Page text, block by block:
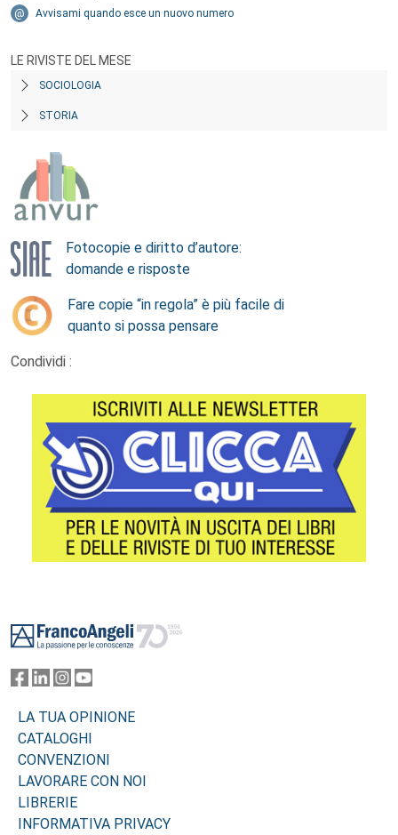
Avvisami quando esce un nuovo numero
LE RIVISTE DEL MESE
SOCIOLOGIA
STORIA
Fotocopie e diritto d’autore:
domande e risposte
Fare copie “in regola” è più facile di
quanto si possa pensare
Condividi :
LA TUA OPINIONE
CATALOGHI
CONVENZIONI
LAVORARE CON NOI
LIBRERIE
INFORMATIVA PRIVACY